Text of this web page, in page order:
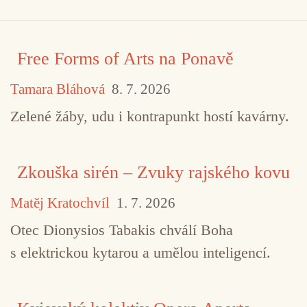
TAGY Eric Dolphy Han Bennink
Misha Mengelberg
Free Forms of Arts na Ponavě
Tamara Bláhová 8. 7. 2026
Zelené žáby, udu i kontrapunkt hostí kavárny.
Zkouška sirén – Zvuky rajského kovu
Matěj Kratochvíl 1. 7. 2026
Otec Dionysios Tabakis chválí Boha
s elektrickou kytarou a umělou inteligencí.